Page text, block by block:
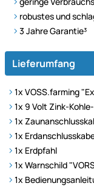
robustes und
3 Jahre Garantie³
Lieferumfang
1x VOSS.farming
1x 9 Volt Zink-
1x
1x
1x Erdpfahl
1x Warnschild
1x